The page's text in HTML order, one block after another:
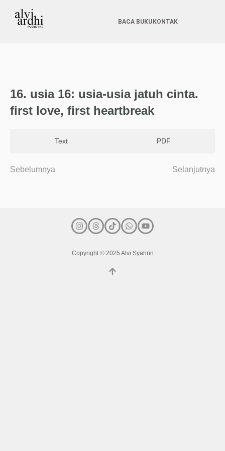
BACA BUKU KONTAK
16.⁠ ⁠⁠usia 16: usia-usia jatuh cinta.
first love, first heartbreak
Text PDF
Sebelumnya Selanjutnya
Copyright © 2025 Alvi Syahrin